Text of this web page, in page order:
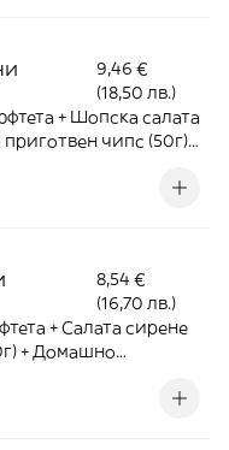
9,46 €
(18,50 лв.)
+ Шопска салата
чипс (50г) -
8,54 €
(16,70 лв.)
+ Салата сирене
+ Домашно